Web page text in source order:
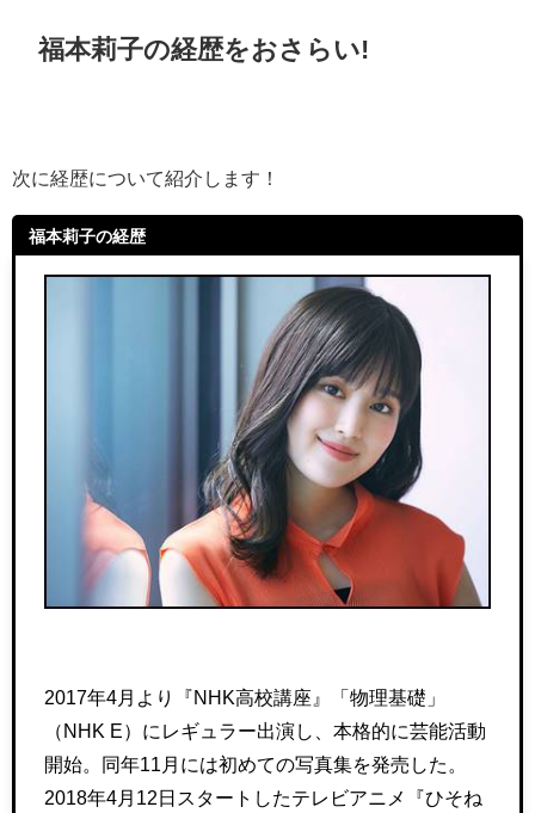
福本莉子の経歴をおさらい!
次に経歴について紹介します！
福本莉子の経歴
2017年4月より『NHK高校講座』「物理基礎」
（NHK E）にレギュラー出演し、本格的に芸能活動
開始。同年11月には初めての写真集を発売した。
2018年4月12日スタートしたテレビアニメ『ひそね